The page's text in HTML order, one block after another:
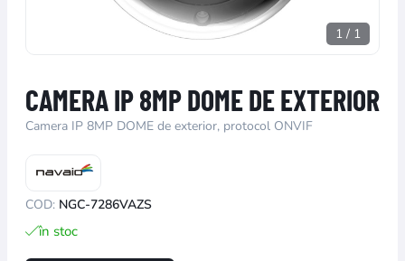
1 / 1
CAMERA IP 8MP DOME DE EXTERIOR
Camera IP 8MP DOME de exterior, protocol ONVIF
COD: NGC-7286VAZS
în stoc